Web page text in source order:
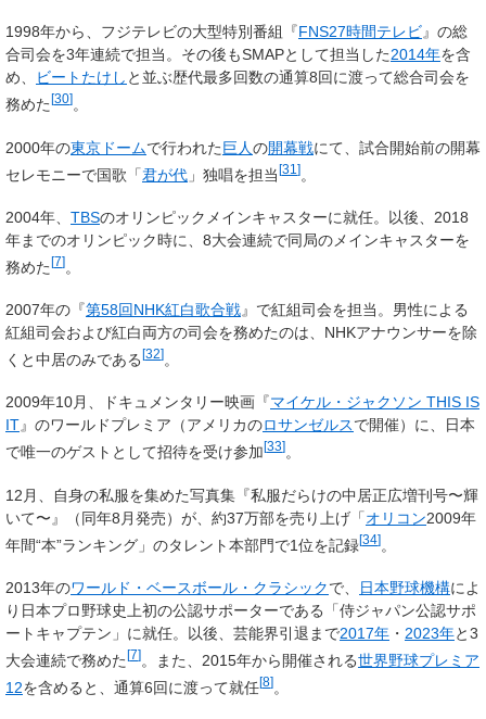
1998年から、フジテレビの大型特別番組『FNS27時間テレビ』の総
合司会を3年連続で担当。その後もSMAPとして担当した2014年を含
め、
ビートたけし と並ぶ歴代最多回数の通算8回に渡って総合司会を
務めた [30] 。
2000年の東京ドームで行われた巨人の開幕戦にて、試合開始前の開幕
セレモニーで国歌「君が代 」独唱を担当[31 ]。
2004年、 TBSのオリンピックメインキャスターに就任。以後、2018
年までのオリンピック時に、8大会連続で同局のメインキャスターを
務めた[7]。
2007年の『第58回NHK紅白歌合戦』で紅組司会を担当。男性による
紅組司会および紅白両方の司会を務めたのは、NHKアナウンサーを除
くと中居のみである [32] 。
2009年10月、ドキュメンタリー映画『マイケル・ジャクソン THIS IS
IT』のワールドプレミア（アメリカのロサンゼルスで開催）に、日本
で唯一のゲストとして招待を受け参加[33] 。
12月、自身の私服を集めた写真集『私服だらけの中居正広増刊号〜輝
いて〜』（同年8月発売）が、約37万部を売り上げ「オリコン2009年
年間“本”ランキング」のタレント本部門で1位を記録[34]。
2013年のワールド・ベースボール・クラシックで、 日本野球機構によ
り日本プロ野球史上初の公認サポーターである「侍ジャパン公認サポ
ートキャプテン」に就任。以後、芸能界引退まで2017年 ・ 2023年と3
大会連続で務めた[7]。また、2015年から開催される世界野球プレミア
12を含めると、通算6回に渡って就任[8]。